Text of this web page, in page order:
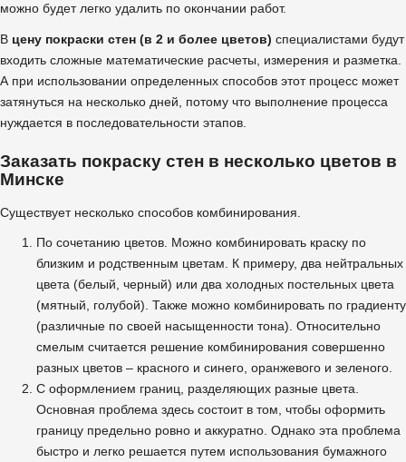
можно будет легко удалить по окончании работ.
В цену покраски стен (в 2 и более цветов) специалистами будут
входить сложные математические расчеты, измерения и разметка.
А при использовании определенных способов этот процесс может
затянуться на несколько дней, потому что выполнение процесса
нуждается в последовательности этапов.
Заказать покраску стен в несколько цветов в
Минске
Существует несколько способов комбинирования.
По сочетанию цветов. Можно комбинировать краску по
близким и родственным цветам. К примеру, два нейтральных
цвета (белый, черный) или два холодных постельных цвета
(мятный, голубой). Также можно комбинировать по градиенту
(различные по своей насыщенности тона). Относительно
смелым считается решение комбинирования совершенно
разных цветов – красного и синего, оранжевого и зеленого.
С оформлением границ, разделяющих разные цвета.
Основная проблема здесь состоит в том, чтобы оформить
границу предельно ровно и аккуратно. Однако эта проблема
быстро и легко решается путем использования бумажного